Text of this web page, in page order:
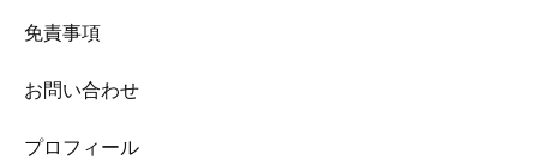
免責事項
お問い合わせ
プロフィール